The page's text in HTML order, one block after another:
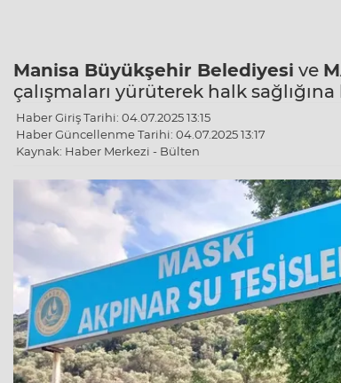
Manisa Büyükşehir Belediyesi ve
çalışmaları yürüterek halk
Haber Giriş Tarihi: 04.07.2025 13:15
Haber Güncellenme Tarihi: 04.07.2025 13:17
Kaynak: Haber Merkezi - Bülten